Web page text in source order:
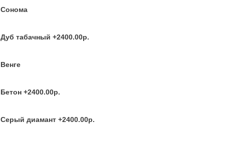
Сонома
Дуб табачный +2400.00р.
Венге
Бетон +2400.00р.
Серый диамант +2400.00р.